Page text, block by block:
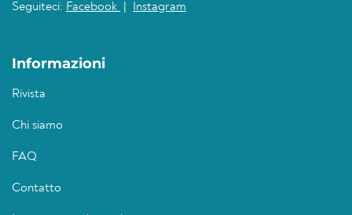
Seguiteci: Facebook Instagram
Informazioni
Rivista
Chi siamo
FAQ
Contatto